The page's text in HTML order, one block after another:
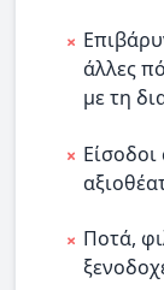
άλλες
με τη
Ποτά,